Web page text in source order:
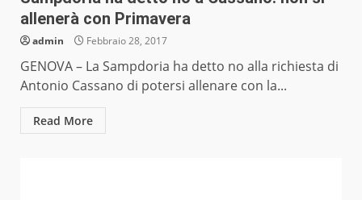
allenerà con Primavera
admin Febbraio 28, 2017
GENOVA – La Sampdoria ha detto no alla richiesta di
Antonio Cassano di potersi allenare con la...
Read More